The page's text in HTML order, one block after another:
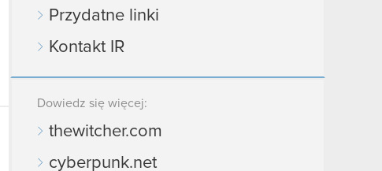
Przydatne linki
Kontakt IR
Dowiedz się więcej:
thewitcher.com
cyberpunk.net